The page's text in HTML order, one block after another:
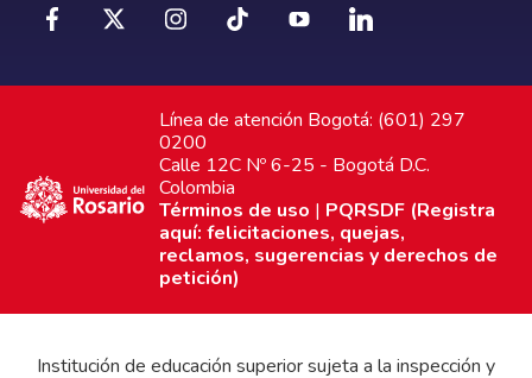
Línea de atención Bogotá: (601) 297
0200
Calle 12C Nº 6-25 - Bogotá D.C.
Colombia
Términos de uso | PQRSDF (Registra
aquí: felicitaciones, quejas,
reclamos, sugerencias y derechos de
petición)
Institución de educación superior sujeta a la inspección y